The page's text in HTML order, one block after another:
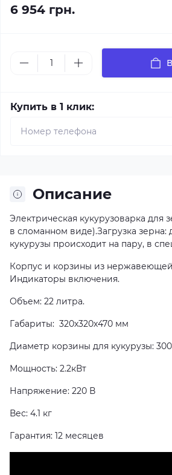
6 954 грн.
Купить в 1 клик:
Описание
Электрическая кукурузоварка для
в сломанном виде).Загрузка зерна:
кукурузы происходит на пару, в
Корпус и корзины из нержавеющей
Индикаторы включения.
Объем: 22 литра.
Габариты: 320х320х470 мм
Диаметр корзины для кукурузы:
Мощность: 2.2кВт
Напряжение: 220 В
Вес: 4.1 кг
Гарантия: 12 месяцев